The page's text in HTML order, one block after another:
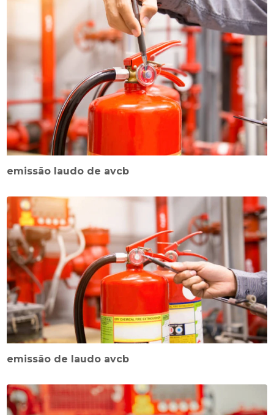
emissão laudo de avcb
emissão de laudo avcb